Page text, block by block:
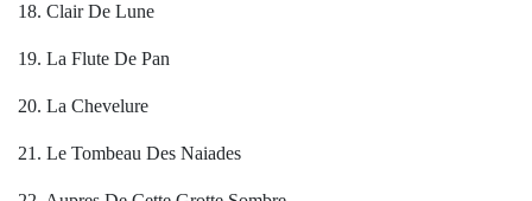
18. Clair De Lune
19. La Flute De Pan
20. La Chevelure
21. Le Tombeau Des Naiades